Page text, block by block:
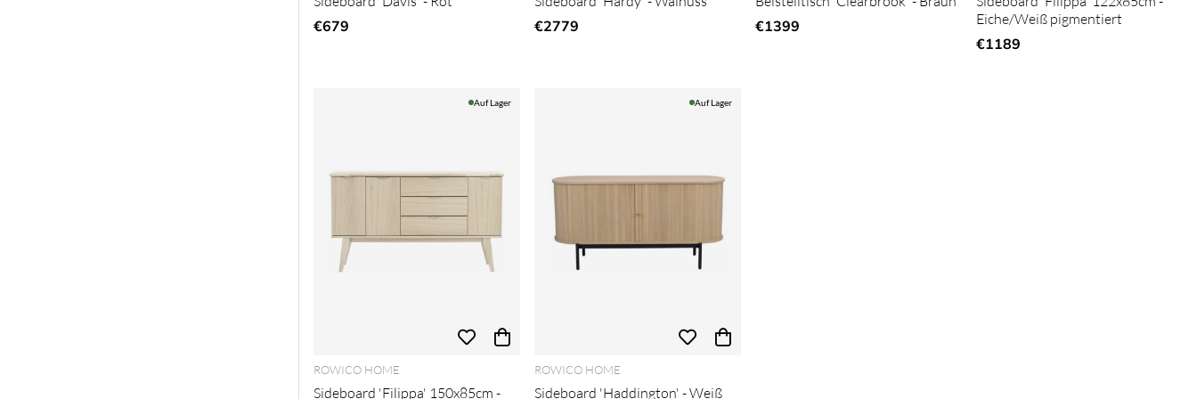
€679
€2779
€1399
Eiche/Weiß pigmentiert
€1189
Auf Lager
ROWICO HOME
Sideboard 'Filippa' 150x85cm -
Auf Lager
ROWICO HOME
Sideboard 'Haddington' - Weiß